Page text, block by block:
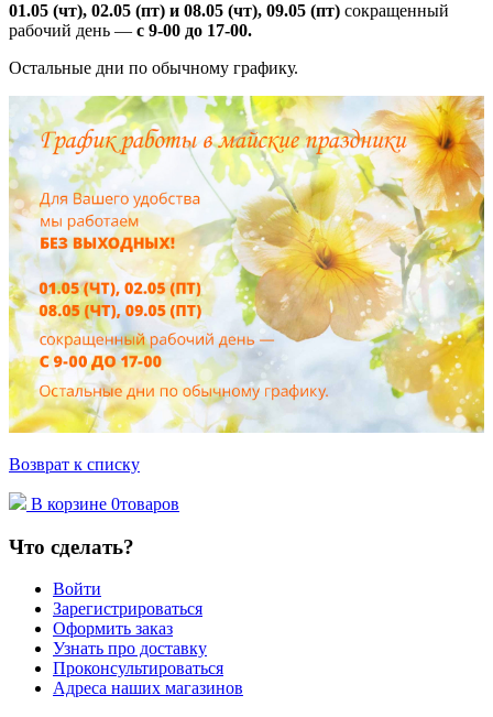
01.05 (чт), 02.05 (пт) и 08.05 (чт), 09.05 (пт) сокращенный
рабочий день — с 9-00 до 17-00.
Остальные дни по обычному графику.
Возврат к списку
В корзине 0товаров
Что сделать?
Войти
Зарегистрироваться
Оформить заказ
Узнать про доставку
Проконсультироваться
Адреса наших магазинов